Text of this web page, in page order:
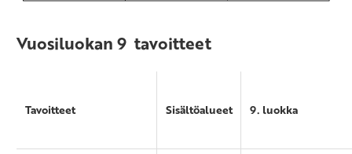
Vuosiluokan 9 tavoitteet
Tavoitteet Sisältöalueet 9. luokka